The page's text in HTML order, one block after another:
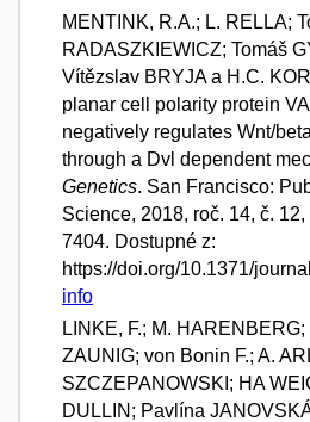
MENTINK, R.A.; L. RELLA;
RADASZKIEWICZ; Tomáš
Vítězslav BRYJA a H.C.
planar cell polarity protein
negatively regulates Wnt/
through a Dvl dependent
Genetics. San Francisco:
Science, 2018, roč. 14, č.
7404. Dostupné z:
https://doi.org/10.1371/
info
LINKE, F.; M.
ZAUNIG; von Bonin F.; A.
SZCZEPANOWSKI; HA
DULLIN; Pavlína